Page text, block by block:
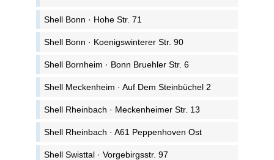
Shell Bonn · Hohe Str. 71
Shell Bonn · Koenigswinterer Str. 90
Shell Bornheim · Bonn Bruehler Str. 6
Shell Meckenheim · Auf Dem Steinbüchel 2
Shell Rheinbach · Meckenheimer Str. 13
Shell Rheinbach · A61 Peppenhoven Ost
Shell Swisttal · Vorgebirgsstr. 97